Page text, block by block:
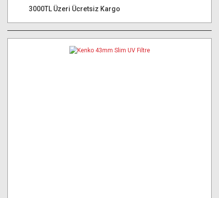
3000TL Üzeri Ücretsiz Kargo